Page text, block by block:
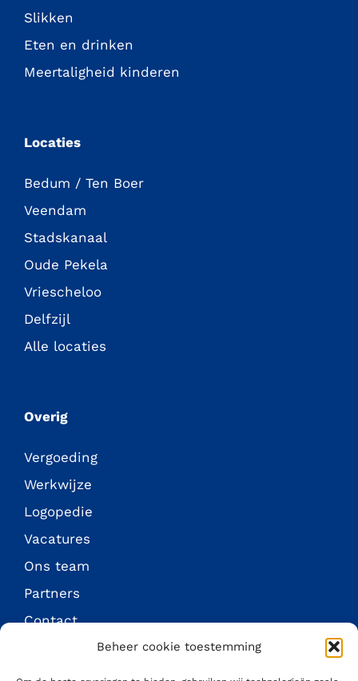
Beheer cookie toestemming
Slikken
Eten en drinken
Meertaligheid kinderen
Locaties
Bedum / Ten Boer
Veendam
Stadskanaal
Oude Pekela
Vriescheloo
Delfzijl
Alle locaties
Overig
Vergoeding
Werkwijze
Logopedie
Vacatures
Ons team
Partners
Contact